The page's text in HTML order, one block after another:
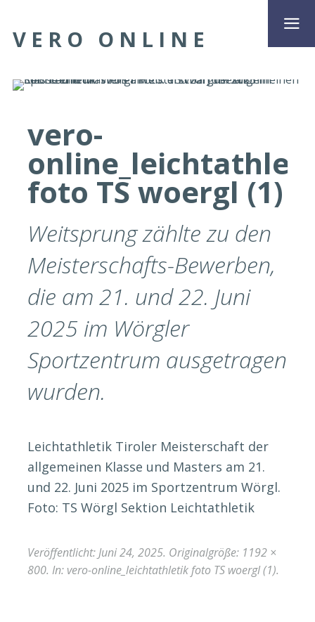
VERO ONLINE
vero-
foto TS woergl (1)
Weitsprung zählte zu den
Meisterschafts-Bewerben,
die am 21. und 22. Juni
2025 im Wörgler
Sportzentrum ausgetragen
wurden.
Leichtathletik Tiroler Meisterschaft der
allgemeinen Klasse und Masters am 21.
und 22. Juni 2025 im Sportzentrum Wörgl.
Foto: TS Wörgl Sektion Leichtathletik
Veröffentlicht: Juni 24, 2025. Originalgröße: 1192 ×
800. In: vero-online_leichtathletik foto TS woergl (1).